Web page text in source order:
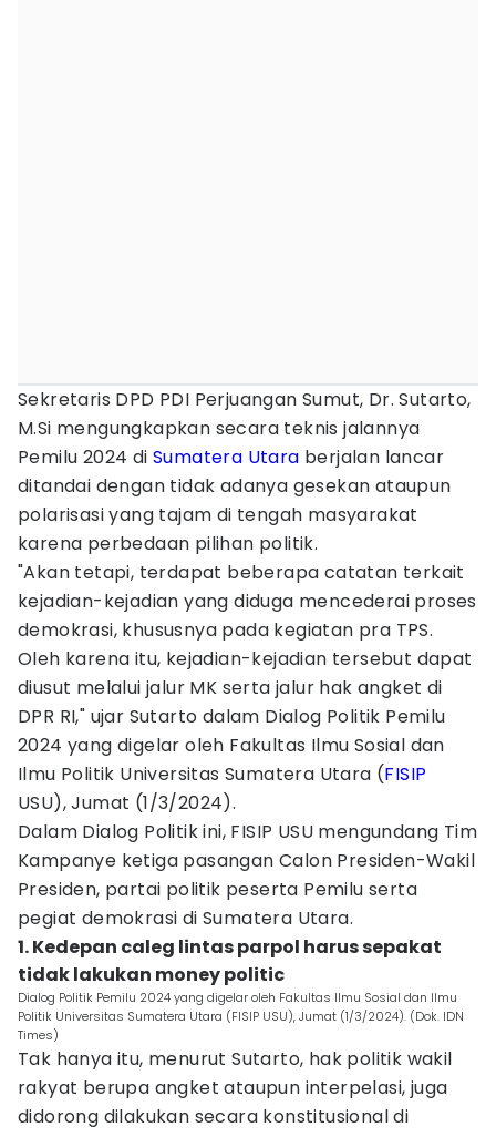
Sekretaris DPD PDI Perjuangan Sumut, Dr. Sutarto,
M.Si mengungkapkan secara teknis jalannya
Pemilu 2024 diSumatera Utara berjalan lancar
ditandai dengan tidak adanya gesekan ataupun
polarisasi yang tajam di tengah masyarakat
karena perbedaan pilihan politik.
"Akan tetapi, terdapat beberapa catatan terkait
kejadian-kejadian yang diduga mencederai proses
demokrasi, khususnya pada kegiatan pra TPS.
Oleh karena itu, kejadian-kejadian tersebut dapat
diusut melalui jalur MK serta jalur hak angket di
DPR RI," ujar Sutarto dalam Dialog Politik Pemilu
2024 yang digelar oleh Fakultas Ilmu Sosial dan
Ilmu Politik Universitas Sumatera Utara (FISIP
USU), Jumat (1/3/2024).
Dalam Dialog Politik ini, FISIP USU mengundang Tim
Kampanye ketiga pasangan Calon Presiden-Wakil
Presiden, partai politik peserta Pemilu serta
pegiat demokrasi di Sumatera Utara.
1. Kedepan caleg lintas parpol harus sepakat
tidak lakukan money politic
Dialog Politik Pemilu 2024 yang digelar oleh Fakultas Ilmu Sosial dan Ilmu
Politik Universitas Sumatera Utara (FISIP USU), Jumat (1/3/2024). (Dok. IDN
Times)
Tak hanya itu, menurut Sutarto, hak politik wakil
rakyat berupa angket ataupun interpelasi, juga
didorong dilakukan secara konstitusional di